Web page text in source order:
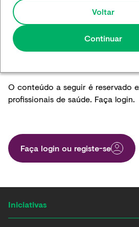
Voltar
Continuar
O conteúdo a seguir é reservado
profissionais de saúde. Faça login.
Faça login ou registe-se​
Iniciativas